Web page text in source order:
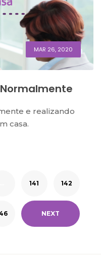
MAR 26, 2020
e realizando
casa.
141 142
NEXT